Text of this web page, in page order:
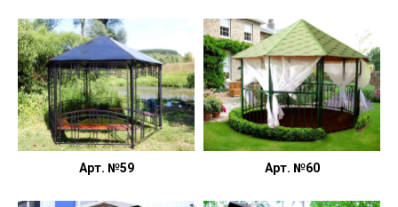
Арт. №59 Арт. №60